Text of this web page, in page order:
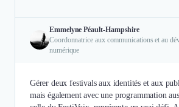
Emmelyne Péault-Hampshire
Coordonnatrice aux communications et au
numérique
Gérer deux festivals aux identités et aux
mais également avec une programmation